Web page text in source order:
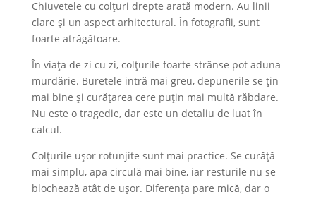
Chiuvetele cu colțuri drepte arată modern. Au linii
clare și un aspect arhitectural. În fotografii, sunt
foarte atrăgătoare.
În viața de zi cu zi, colțurile foarte strânse pot aduna
murdărie. Buretele intră mai greu, depunerile se țin
mai bine și curățarea cere puțin mai multă răbdare.
Nu este o tragedie, dar este un detaliu de luat în
calcul.
Colțurile ușor rotunjite sunt mai practice. Se curăță
mai simplu, apa circulă mai bine, iar resturile nu se
blochează atât de ușor. Diferența pare mică, dar o